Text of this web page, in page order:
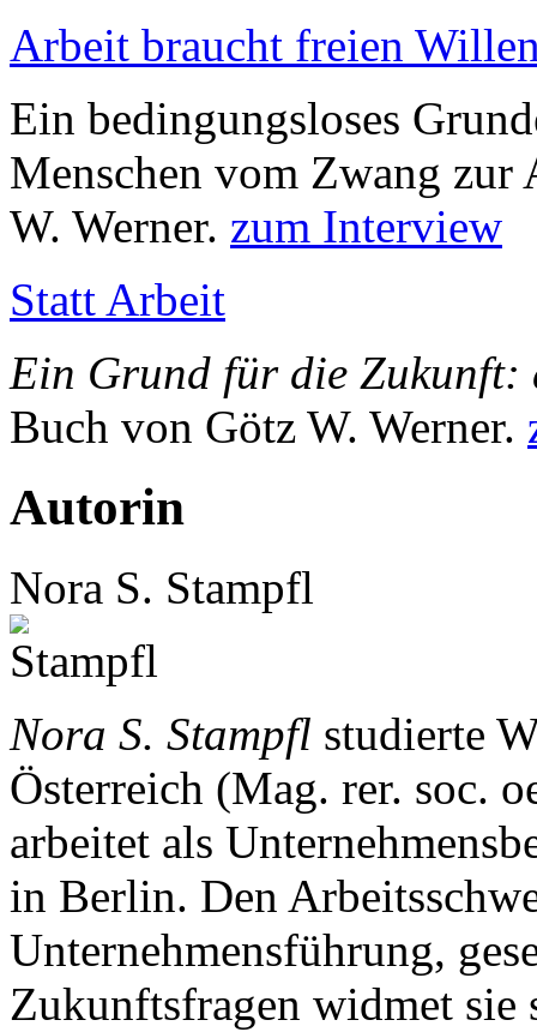
Arbeit braucht freien
Ein bedingungsloses
Menschen vom Zwang zur
W. Werner. zum Interview
Statt Arbeit
Ein Grund für die Zukunft:
Buch von Götz W. Werner.
Autorin
Nora S. Stampfl
Nora S. Stampfl studierte
Österreich (Mag. rer. soc.
arbeitet als
in Berlin. Den
Unternehmensführung,
Zukunftsfragen widmet sie